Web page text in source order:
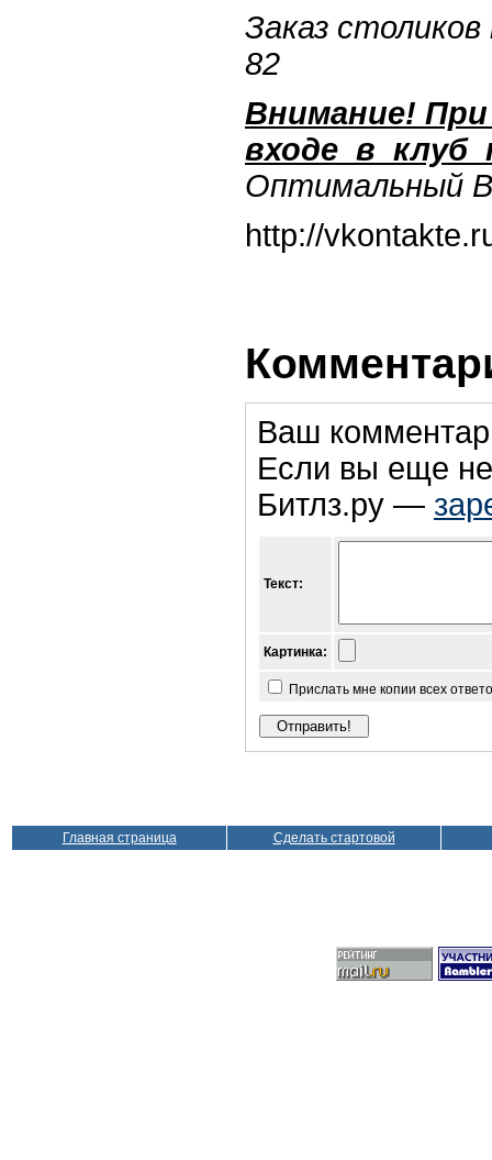
Заказ
82
Внимание!
входе в клуб
Оптимальный
http://
Ваш
Если вы еще не
Битлз.ру —
Текст:
Картинка:
Прислать мне копии всех
Главная страница Сделать стартовой